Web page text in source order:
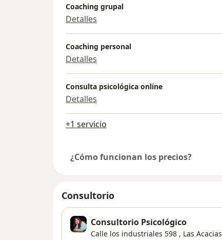
Coaching grupal
Detalles
Coaching personal
Detalles
Consulta psicológica online
Detalles
+1 servicio
¿Cómo funcionan los precios?
Consultorio
Consultorio Psicológico
Calle los industriales 598 , Las Acacias